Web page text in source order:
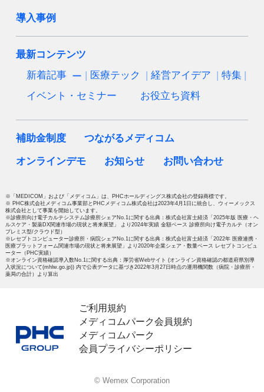
導入事例
最新コンテンツ
新着記事
医療テック 経営アイデア
特集
イベント・セミナー
お役立ち資料
補助金制度 つながるメディコム
オンラインデモ お知らせ お問い合わせ
※「MEDICOM」および「メディコム」は、PHCホールディングス株式会社の登録商標です。
※ PHC株式会社メディコム事業部とPHCメディコム株式会社は2023年4月1日に統合し、ウィーメックス
株式会社として事業を開始しています。
※診療所向け電子カルテシステム診療所シェアNo.1に関する出典：株式会社富士経済「2025年版 医療・ヘ
ルスケア・製薬DX関連市場の現状と将来展望」 より2024年実績 金額ベース 診療所向け電子カルテ（オン
プレミス型/クラウド型）
※レセプトコンピューター診療所・病院シェアNo.1に関する出典：株式会社富士経済「2022年 医療連携・
医療プラットフォーム関連市場の現状と将来展望」より2020年企業シェア・数量ベース レセプトコンピュ
ーター（PHC実績）
※オンライン資格確認導入数No.1に関する出典：厚労省Webサイト (オンライン資格確認の都道府県別導
入状況について(mhlw.go.jp)) 内で公表データに基づき2022年3月27日時点の運用機関数（病院・診療所・
薬局の合計）より算出
ご利用規約
メディコムパーク会員規約
メディコムパーク
会員プライバシーポリシー
© Wemex Corporation